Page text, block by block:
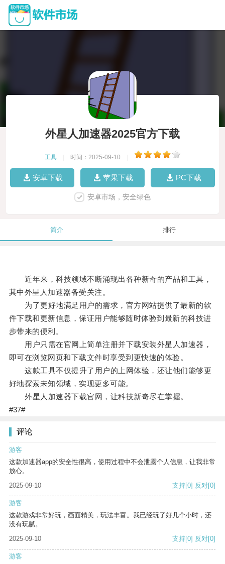
外星人加速器2025官方下载
工具 时间：2025-09-10
安卓下载 苹果下载 PC下载
安卓市场，安全绿色
简介 排行
近年来，科技领域不断涌现出各种新奇的产品和工具，
其中外星人加速器备受关注。
为了更好地满足用户的需求，官方网站提供了最新的软
件下载和更新信息，保证用户能够随时体验到最新的科技进
步带来的便利。
用户只需在官网上简单注册并下载安装外星人加速器，
即可在浏览网页和下载文件时享受到更快速的体验。
这款工具不仅提升了用户的上网体验，还让他们能够更
好地探索未知领域，实现更多可能。
外星人加速器下载官网，让科技新奇尽在掌握。
#37#
评论
游客
这款加速器app的安全性很高，使用过程中不会泄露个人信息，让我非常
放心。
2025-09-10
支持[0] 反对[0]
游客
这款游戏非常好玩，画面精美，玩法丰富。我已经玩了好几个小时，还
没有玩腻。
2025-09-10
支持[0] 反对[0]
游客